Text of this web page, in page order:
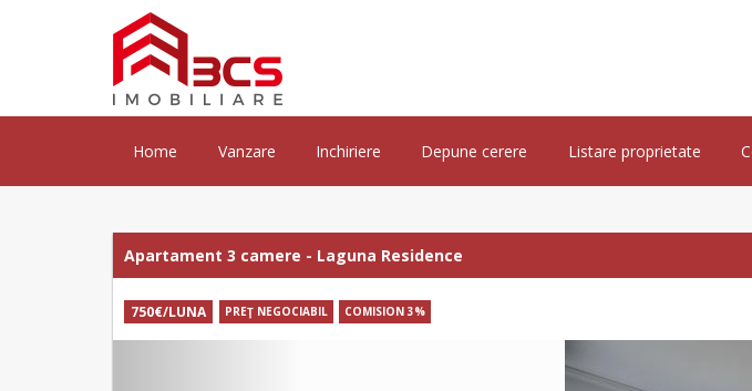
Home Vanzare Inchiriere Depune cerere Listare proprietate
Apartament 3 camere - Laguna Residence
750€/LUNA PREŢ NEGOCIABIL COMISION 3%